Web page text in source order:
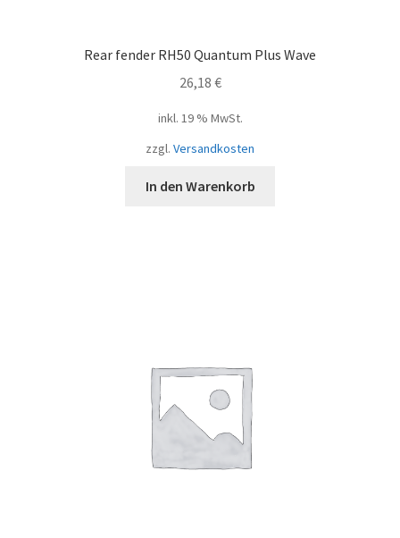
Rear fender RH50 Quantum Plus Wave
26,18 €
inkl. 19 % MwSt.
zzgl. Versandkosten
In den Warenkorb